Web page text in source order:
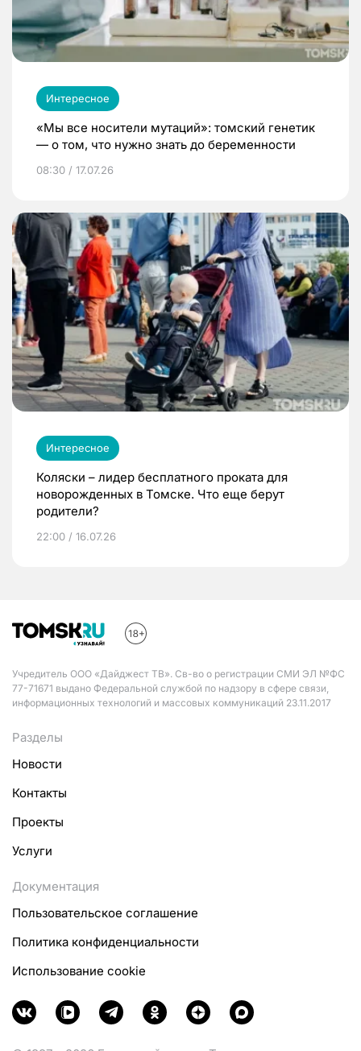
Интересное
«Мы все носители мутаций»: томский генетик
— о том, что нужно знать до беременности
08:30 / 17.07.26
Интересное
Коляски – лидер бесплатного проката для
новорожденных в Томске. Что еще берут
родители?
22:00 / 16.07.26
Учредитель ООО «Дайджест ТВ». Св-во о регистрации СМИ ЭЛ №ФС
77-71671 выдано Федеральной службой по надзору в сфере связи,
информационных технологий и массовых коммуникаций 23.11.2017
Разделы
Новости
Контакты
Проекты
Услуги
Документация
Пользовательское соглашение
Политика конфиденциальности
Использование cookie